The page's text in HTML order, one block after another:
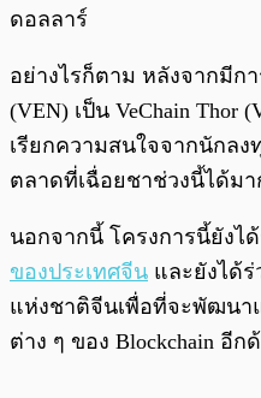
ดอลลาร์
อย่างไรก็ตาม หลังจากมีก
(VEN) เป็น VeChain Thor
เรียกความสนใจจากนักลง
ตลาดที่เฉื่อยชาช่วงนี้ได้มา
นอกจากนี้ โครงการนี้ยังไ
ของประเทศจีน และยังได้ร่
แห่งชาติจีนเพื่อที่จะพัฒนา
ต่าง ๆ ของ Blockchain อีก